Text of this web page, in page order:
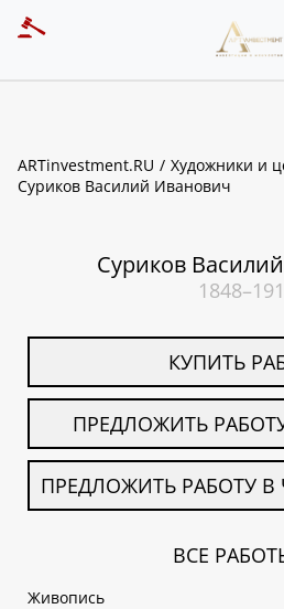
ARTinvestment.RU
Художники и
Суриков Василий Иванович
Суриков
КУПИТЬ
ПРЕДЛОЖИТЬ
ПРЕДЛОЖИТЬ РАБОТУ В
ВСЕ
Живопись